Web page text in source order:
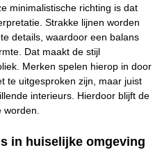
minimalistische richting is dat
Strakke lijnen worden
details, waardoor een balans
Dat maakt de stijl
Merken spelen hierop in door
te uitgesproken zijn, maar juist
interieurs. Hierdoor blijft de
in huiselijke omgeving